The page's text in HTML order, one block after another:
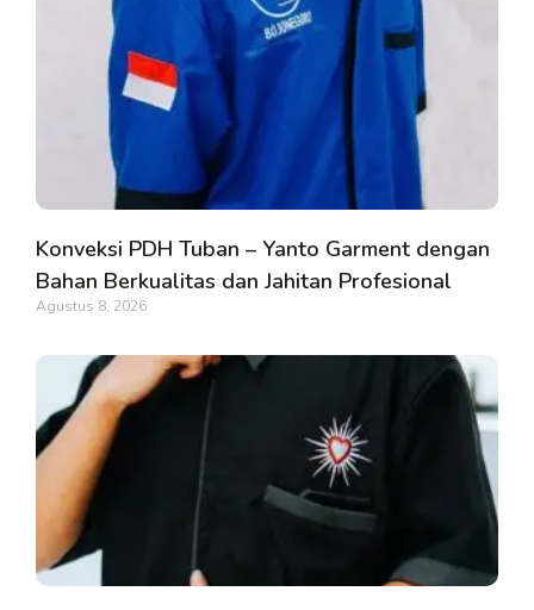
Konveksi PDH Tuban – Yanto Garment dengan
Bahan Berkualitas dan Jahitan Profesional
Agustus 8, 2026